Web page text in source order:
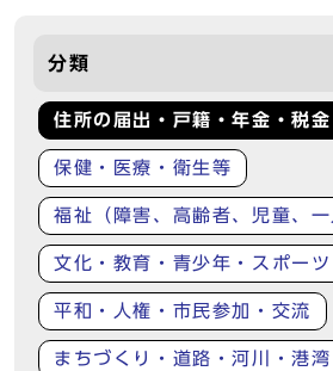
分類
住所の届出・戸籍・年金・税
保健・医療・衛生等
福祉（障害、高齢者、児童、一
文化・教育・青少年・スポー
平和・人権・市民参加・交流
まちづくり・道路・河川・港湾